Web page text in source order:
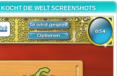
DIE WELT SCREENSHOTS